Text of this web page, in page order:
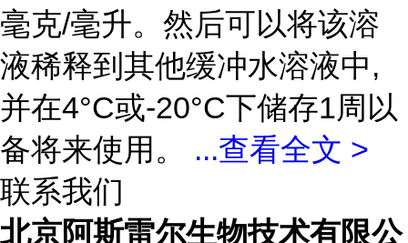
毫克/毫升。然后可以将该溶
液稀释到其他缓冲水溶液中,
并在4°C或-20°C下储存1周以
备将来使用。 ...查看全文 >
联系我们
北京阿斯雷尔生物技术有限公